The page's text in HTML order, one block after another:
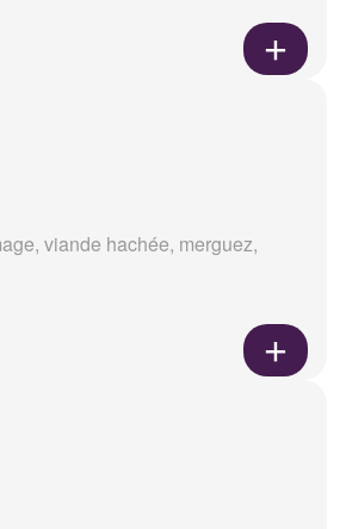
viande hachée, merguez,